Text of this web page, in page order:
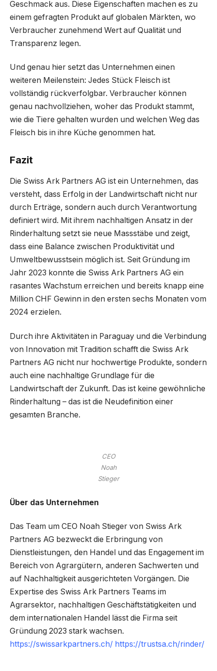
Geschmack aus. Diese Eigenschaften machen es zu
einem gefragten Produkt auf globalen Märkten, wo
Verbraucher zunehmend Wert auf Qualität und
Transparenz legen.
Und genau hier setzt das Unternehmen einen
weiteren Meilenstein: Jedes Stück Fleisch ist
vollständig rückverfolgbar. Verbraucher können
genau nachvollziehen, woher das Produkt stammt,
wie die Tiere gehalten wurden und welchen Weg das
Fleisch bis in ihre Küche genommen hat.
Fazit
Die Swiss Ark Partners AG ist ein Unternehmen, das
versteht, dass Erfolg in der Landwirtschaft nicht nur
durch Erträge, sondern auch durch Verantwortung
definiert wird. Mit ihrem nachhaltigen Ansatz in der
Rinderhaltung setzt sie neue Massstäbe und zeigt,
dass eine Balance zwischen Produktivität und
Umweltbewusstsein möglich ist. Seit Gründung im
Jahr 2023 konnte die Swiss Ark Partners AG ein
rasantes Wachstum erreichen und bereits knapp eine
Million CHF Gewinn in den ersten sechs Monaten vom
2024 erzielen.
Durch ihre Aktivitäten in Paraguay und die Verbindung
von Innovation mit Tradition schafft die Swiss Ark
Partners AG nicht nur hochwertige Produkte, sondern
auch eine nachhaltige Grundlage für die
Landwirtschaft der Zukunft. Das ist keine gewöhnliche
Rinderhaltung – das ist die Neudefinition einer
gesamten Branche.
CEO
Noah
Stieger
Über das Unternehmen
Das Team um CEO Noah Stieger von Swiss Ark
Partners AG bezweckt die Erbringung von
Dienstleistungen, den Handel und das Engagement im
Bereich von Agrargütern, anderen Sachwerten und
auf Nachhaltigkeit ausgerichteten Vorgängen. Die
Expertise des Swiss Ark Partners Teams im
Agrarsektor, nachhaltigen Geschäftstätigkeiten und
dem internationalen Handel lässt die Firma seit
Gründung 2023 stark wachsen.
https://swissarkpartners.ch/ https://trustsa.ch/rinder/